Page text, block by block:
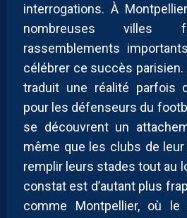
interrogations. À
nombreuses villes
rassemblements
célébrer ce succès parisien.
traduit une réalité parfois
pour les défenseurs du
se découvrent un
même que les clubs de leur
remplir leurs stades tout au
constat est d’autant plus
comme Montpellier, où le